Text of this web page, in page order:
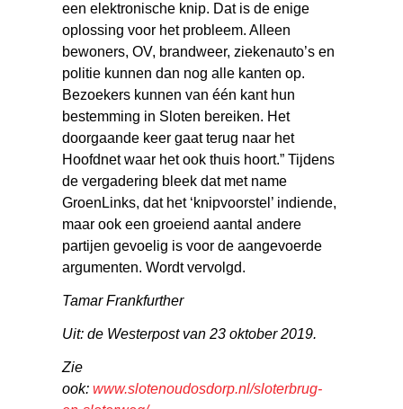
een elektronische knip. Dat is de enige
oplossing voor het probleem. Alleen
bewoners, OV, brandweer, ziekenauto’s en
politie kunnen dan nog alle kanten op.
Bezoekers kunnen van één kant hun
bestemming in Sloten bereiken. Het
doorgaande keer gaat terug naar het
Hoofdnet waar het ook thuis hoort.” Tijdens
de vergadering bleek dat met name
GroenLinks, dat het ‘knipvoorstel’ indiende,
maar ook een groeiend aantal andere
partijen gevoelig is voor de aangevoerde
argumenten. Wordt vervolgd.
Tamar Frankfurther
Uit: de Westerpost van 23 oktober 2019.
Zie
ook:www.slotenoudosdorp.nl/sloterbrug-